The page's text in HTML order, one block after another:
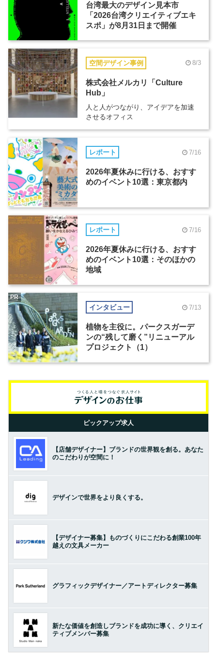
台湾最大のデザイン見本市
「2026台湾クリエイティブエキ
スポ」が8月31日まで開催
空間デザイン事例 8/3
株式会社メルカリ「Culture
Hub」
人と人がつながり、アイデアを加速
させるオフィス
レポート 7/16
2026年夏休みに行ける、おすす
めのイベント10選：東京都内
レポート 7/16
2026年夏休みに行ける、おすす
めのイベント10選：そのほかの
地域
インタビュー 7/13
植物を主役に。パークスガーデ
ンの“残して磨く”リニューアル
プロジェクト（1）
PR
ピックアップ求人
【店舗デザイナー】ブランドの世界観を創る。あなた
のこだわりが空間に！
デザインで世界をより良くする。
【デザイナー募集】ものづくりにこだわる創業100年
越えの文具メーカー
グラフィックデザイナー／アートディレクター募集
新たな価値を創造しブランドを成功に導く、クリエイ
ティブメンバー募集